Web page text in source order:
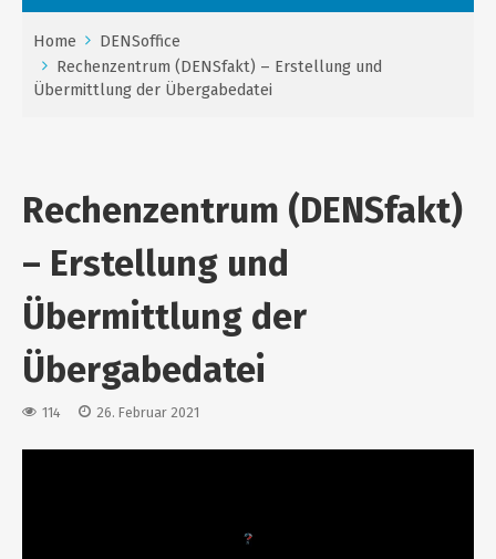
Home
DENSoffice
Rechenzentrum (DENSfakt) – Erstellung und
Übermittlung der Übergabedatei
Rechenzentrum (DENSfakt)
– Erstellung und
Übermittlung der
Übergabedatei
114 26. Februar 2021